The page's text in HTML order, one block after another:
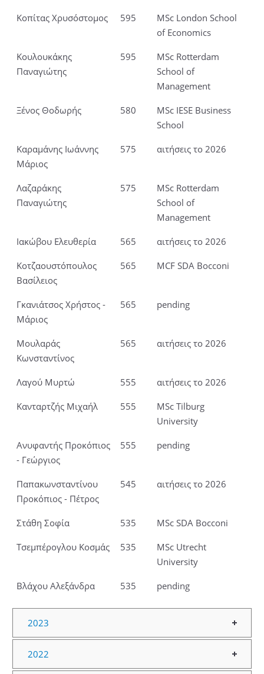
Κοπίτας Χρυσόστομος 595
MSc London School
of Economics
Κουλουκάκης
Παναγιώτης
595
MSc Rotterdam
School of
Management
Ξένος Θοδωρής 580
MSc IESE Business
School
Καραμάνης Ιωάννης
Μάριος
575 αιτήσεις το 2026
Λαζαράκης
Παναγιώτης
575
MSc Rotterdam
School of
Management
Ιακώβου Ελευθερία 565 αιτήσεις το 2026
Κοτζαουστόπουλος
Βασίλειος
565 MCF SDA Bocconi
Γκανιάτσος Χρήστος -
Μάριος
565 pending
Μουλαράς
Κωνσταντίνος
565 αιτήσεις το 2026
Λαγού Μυρτώ 555 αιτήσεις το 2026
Κανταρτζής Μιχαήλ 555
MSc Tilburg
University
Ανυφαντής Προκόπιος
- Γεώργιος
555 pending
Παπακωνσταντίνου
Προκόπιος - Πέτρος
545 αιτήσεις το 2026
Στάθη Σοφία 535 MSc SDA Bocconi
Τσεμπέρογλου Κοσμάς 535
MSc Utrecht
University
Βλάχου Αλεξάνδρα 535 pending
2023
2022